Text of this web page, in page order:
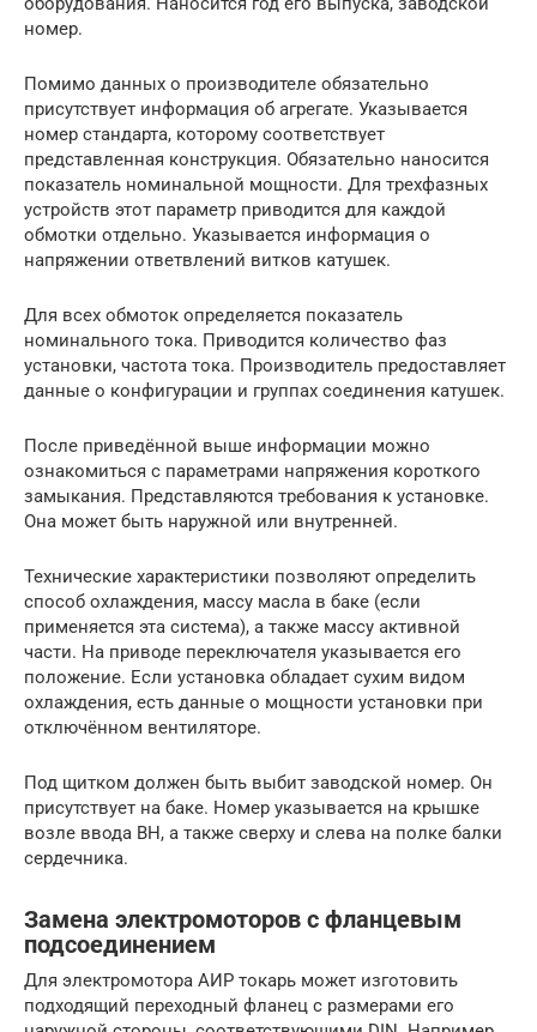
номер.
Помимо данных о производителе обязательно
присутствует информация об агрегате. Указывается
номер стандарта, которому соответствует
представленная конструкция. Обязательно наносится
показатель номинальной мощности. Для трехфазных
устройств этот параметр приводится для каждой
обмотки отдельно. Указывается информация о
напряжении ответвлений витков катушек.
Для всех обмоток определяется показатель
номинального тока. Приводится количество фаз
установки, частота тока. Производитель предоставляет
данные о конфигурации и группах соединения катушек.
После приведённой выше информации можно
ознакомиться с параметрами напряжения короткого
замыкания. Представляются требования к установке.
Она может быть наружной или внутренней.
Технические характеристики позволяют определить
способ охлаждения, массу масла в баке (если
применяется эта система), а также массу активной
части. На приводе переключателя указывается его
положение. Если установка обладает сухим видом
охлаждения, есть данные о мощности установки при
отключённом вентиляторе.
Под щитком должен быть выбит заводской номер. Он
присутствует на баке. Номер указывается на крышке
возле ввода ВН, а также сверху и слева на полке балки
сердечника.
Замена электромоторов с фланцевым
подсоединением
Для электромотора АИР токарь может изготовить
подходящий переходный фланец с размерами его